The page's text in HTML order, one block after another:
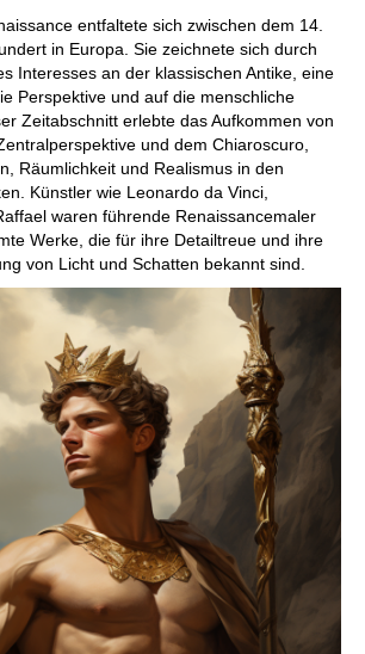
entfaltete sich zwischen dem 14.
in Europa. Sie zeichnete sich durch
Interesses an der klassischen Antike, eine
Perspektive und auf die menschliche
Zeitabschnitt erlebte das Aufkommen von
und dem Chiaroscuro,
Räumlichkeit und Realismus in den
Künstler wie Leonardo da Vinci,
waren führende Renaissancemaler
Werke, die für ihre Detailtreue und ihre
von Licht und Schatten bekannt sind.